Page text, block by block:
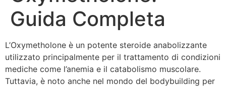
Guida Completa
L’Oxymetholone è un potente steroide anabolizzante
utilizzato principalmente per il trattamento di condizioni
mediche come l’anemia e il catabolismo muscolare.
Tuttavia, è noto anche nel mondo del bodybuilding per